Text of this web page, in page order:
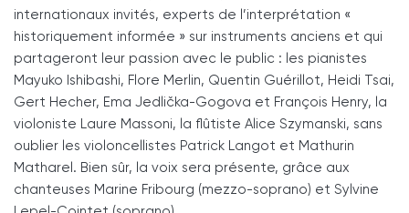
internationaux invités, experts de l’interprétation «
historiquement informée » sur instruments anciens et qui
partageront leur passion avec le public : les pianistes
Mayuko Ishibashi, Flore Merlin, Quentin Guérillot, Heidi Tsai,
Gert Hecher, Ema Jedlička-Gogova et François Henry, la
violoniste Laure Massoni, la flûtiste Alice Szymanski, sans
oublier les violoncellistes Patrick Langot et Mathurin
Matharel. Bien sûr, la voix sera présente, grâce aux
chanteuses Marine Fribourg (mezzo-soprano) et Sylvine